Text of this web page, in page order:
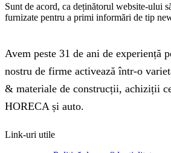
Sunt de acord, ca deținătorul website-ului
furnizate pentru a primi informări de tip
Avem peste 31 de ani de experiență
nostru de firme activează într-o
& materiale de construcții, achiziții
HORECA și auto.
Link-uri utile